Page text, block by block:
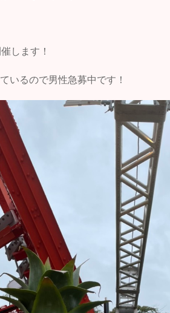
します！
いるので男性急募中です！